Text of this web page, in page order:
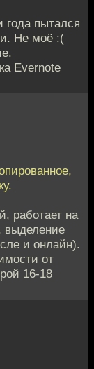
года пытался
Не моё :(
Evernote
работает на
выделение
и онлайн).
от
16-18